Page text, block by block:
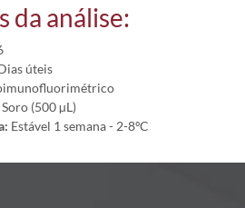
da análise:
úteis
Soro (500 µL)
Estável 1 semana - 2-8ºC